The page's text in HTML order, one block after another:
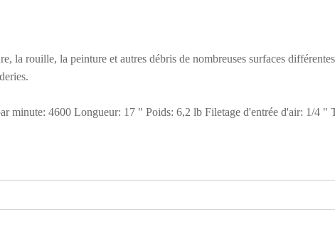
la rouille, la peinture et autres débris de nombreuses surfaces
minute: 4600 Longueur: 17 " Poids: 6,2 lb Filetage d'entrée d'air: 1/4